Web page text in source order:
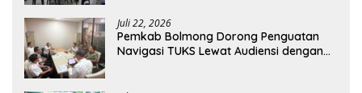
Juli 22, 2026
Pemkab Bolmong Dorong Penguatan
Navigasi TUKS Lewat Audiensi dengan